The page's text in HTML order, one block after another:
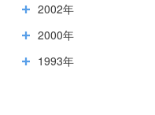
2002年
2000年
1993年